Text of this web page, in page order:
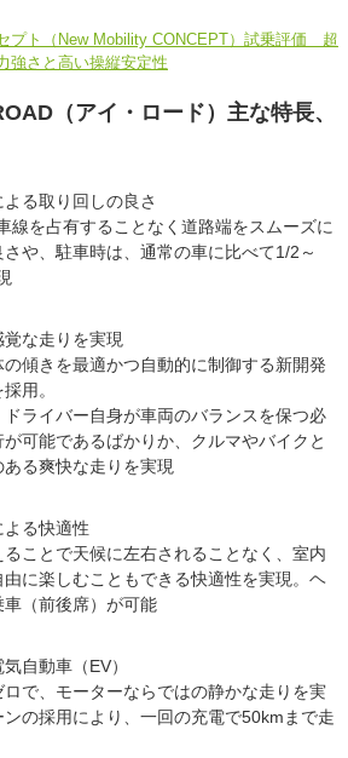
プト（New Mobility CONCEPT）試乗評価 超
強さと高い操縦安定性
（アイ・ロード）主な特長、
る取り回しの良さ
線を占有することなく道路端をスムーズに
や、駐車時は、通常の車に比べて1/2～
覚な走りを実現
の傾きを最適かつ自動的に制御する新開発
用。
ライバー自身が車両のバランスを保つ必
可能であるばかりか、クルマやバイクと
る爽快な走りを実現
よる快適性
ることで天候に左右されることなく、室内
に楽しむこともできる快適性を実現。ヘ
（前後席）が可能
自動車（EV）
ロで、モーターならではの静かな走りを実
の採用により、一回の充電で50kmまで走